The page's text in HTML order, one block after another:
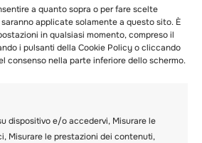
a quanto sopra o per fare scelte
applicate solamente a questo sito. È
in qualsiasi momento, compreso il
i pulsanti della Cookie Policy o cliccando
consenso nella parte inferiore dello schermo.
dispositivo e/o accedervi, Misurare le
Misurare le prestazioni dei contenuti,